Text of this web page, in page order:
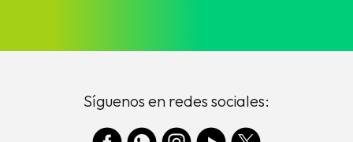
Síguenos en redes sociales: